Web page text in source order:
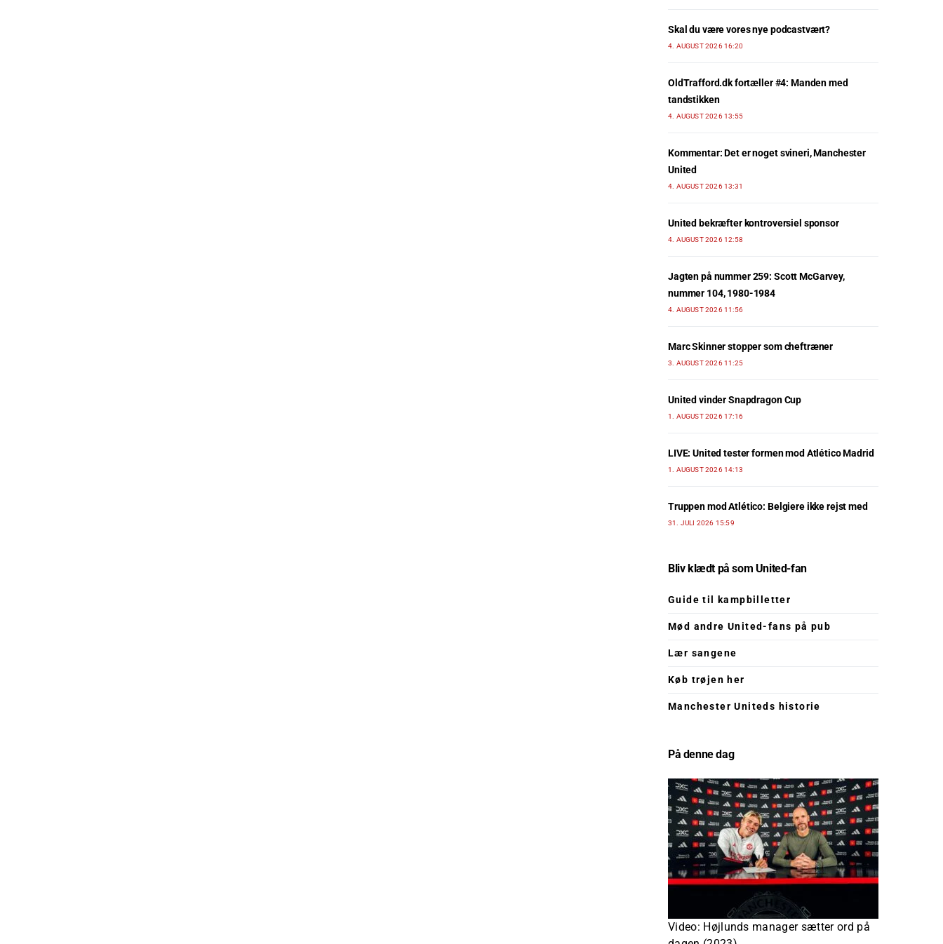
Skal du være vores nye podcastvært?
4. AUGUST 2026 16:20
OldTrafford.dk fortæller #4: Manden med
tandstikken
4. AUGUST 2026 13:55
Kommentar: Det er noget svineri, Manchester
United
4. AUGUST 2026 13:31
United bekræfter kontroversiel sponsor
4. AUGUST 2026 12:58
Jagten på nummer 259: Scott McGarvey,
nummer 104, 1980-1984
4. AUGUST 2026 11:56
Marc Skinner stopper som cheftræner
3. AUGUST 2026 11:25
United vinder Snapdragon Cup
1. AUGUST 2026 17:16
LIVE: United tester formen mod Atlético Madrid
1. AUGUST 2026 14:13
Truppen mod Atlético: Belgiere ikke rejst med
31. JULI 2026 15:59
Bliv klædt på som United-fan
Guide til kampbilletter
Mød andre United-fans på pub
Lær sangene
Køb trøjen her
Manchester Uniteds historie
På denne dag
Video: Højlunds manager sætter ord på